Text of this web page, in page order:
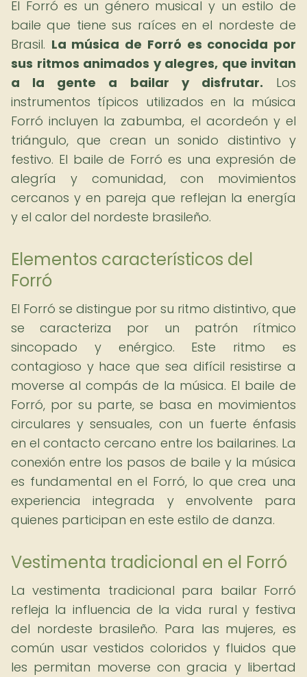
El Forró es un género musical y un estilo de
baile que tiene sus raíces en el nordeste de
Brasil. La música de Forró es conocida por
sus ritmos animados y alegres, que invitan
a la gente a bailar y disfrutar. Los
instrumentos típicos utilizados en la música
Forró incluyen la zabumba, el acordeón y el
triángulo, que crean un sonido distintivo y
festivo. El baile de Forró es una expresión de
alegría y comunidad, con movimientos
cercanos y en pareja que reflejan la energía
y el calor del nordeste brasileño.
Elementos característicos del
Forró
El Forró se distingue por su ritmo distintivo, que
se caracteriza por un patrón rítmico
sincopado y enérgico. Este ritmo es
contagioso y hace que sea difícil resistirse a
moverse al compás de la música. El baile de
Forró, por su parte, se basa en movimientos
circulares y sensuales, con un fuerte énfasis
en el contacto cercano entre los bailarines. La
conexión entre los pasos de baile y la música
es fundamental en el Forró, lo que crea una
experiencia integrada y envolvente para
quienes participan en este estilo de danza.
Vestimenta tradicional en el Forró
La vestimenta tradicional para bailar Forró
refleja la influencia de la vida rural y festiva
del nordeste brasileño. Para las mujeres, es
común usar vestidos coloridos y fluidos que
les permitan moverse con gracia y libertad